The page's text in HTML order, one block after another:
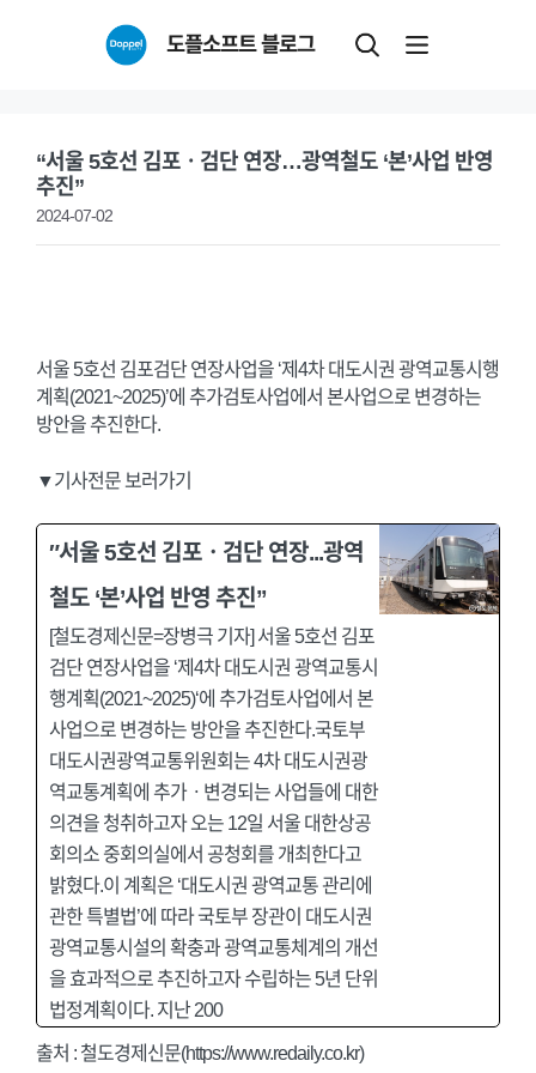
도플소프트 블로그
“서울 5호선 김포ㆍ검단 연장…광역철도 ‘본’사업 반영
추진”
2024-07-02
서울 5호선 김포검단 연장사업을 ‘제4차 대도시권 광역교통시행
계획(2021~2025)’에 추가검토사업에서 본사업으로 변경하는
방안을 추진한다.
▼기사전문 보러가기
″서울 5호선 김포ㆍ검단 연장...광역
철도 ‘본’사업 반영 추진”
[철도경제신문=장병극 기자] 서울 5호선 김포
검단 연장사업을 ‘제4차 대도시권 광역교통시
행계획(2021~2025)‘에 추가검토사업에서 본
사업으로 변경하는 방안을 추진한다.국토부
대도시권광역교통위원회는 4차 대도시권광
역교통계획에 추가ㆍ변경되는 사업들에 대한
의견을 청취하고자 오는 12일 서울 대한상공
회의소 중회의실에서 공청회를 개최한다고
밝혔다.이 계획은 ‘대도시권 광역교통 관리에
관한 특별법’에 따라 국토부 장관이 대도시권
광역교통시설의 확충과 광역교통체계의 개선
을 효과적으로 추진하고자 수립하는 5년 단위
법정계획이다. 지난 200
출처 : 철도경제신문(https://www.redaily.co.kr)